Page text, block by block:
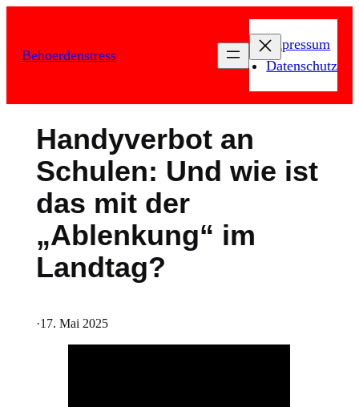
springen
Behoerdenstress
Impressum
Datenschutz
Handyverbot an
Schulen: Und wie ist
das mit der
„Ablenkung“ im
Landtag?
·17. Mai 2025